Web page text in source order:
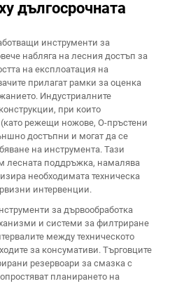
дългосрочната
инструменти за
набляга на лесния достъп за
на експлоатация на
прилагат рамки за оценка
Индустриалните
при които
режещи ножове, O-пръстени
достъпни и могат да се
на инструмента. Тази
лесната поддръжка, намалява
необходимата техническа
интервенции.
за дървообработка
и системи за филтриране
между техническото
за консумативи. Търговците
резервоари за смазка с
планирането на